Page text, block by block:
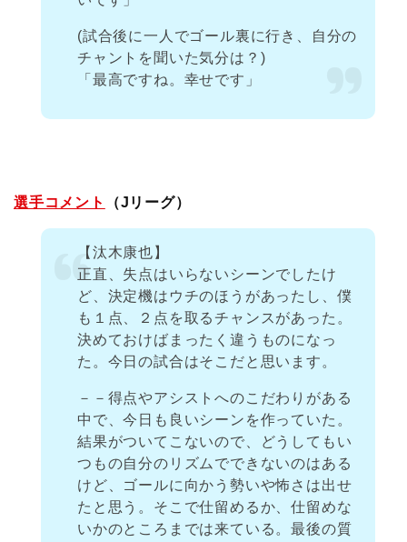
(試合後に一人でゴール裏に行き、自分の
チャントを聞いた気分は？)
「最高ですね。幸せです」
選手コメント （Jリーグ）
【汰木康也】
正直、失点はいらないシーンでしたけ
ど、決定機はウチのほうがあったし、僕
も１点、２点を取るチャンスがあった。
決めておけばまったく違うものになっ
た。今日の試合はそこだと思います。
－－得点やアシストへのこだわりがある
中で、今日も良いシーンを作っていた。
結果がついてこないので、どうしてもい
つもの自分のリズムでできないのはある
けど、ゴールに向かう勢いや怖さは出せ
たと思う。そこで仕留めるか、仕留めな
いかのところまでは来ている。最後の質